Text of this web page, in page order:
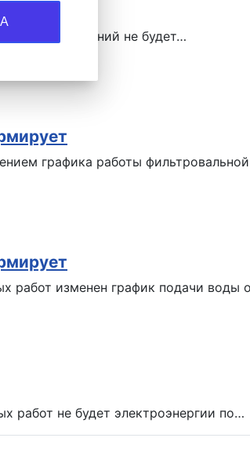
переключений не будет…
графика работы
работ изменен график подачи воды
работ не будет электроэнергии по…